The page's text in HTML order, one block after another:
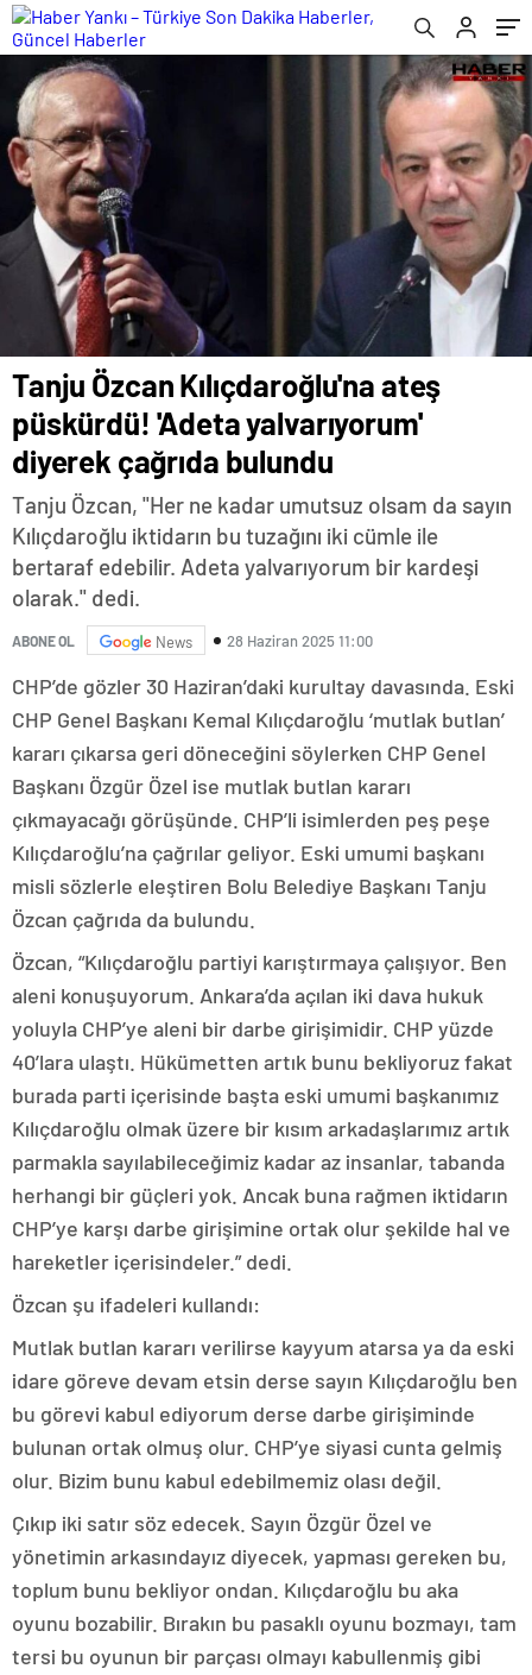
Tanju Özcan Kılıçdaroğlu'na ateş
püskürdü! 'Adeta yalvarıyorum'
diyerek çağrıda bulundu
Tanju Özcan, "Her ne kadar umutsuz olsam da sayın
Kılıçdaroğlu iktidarın bu tuzağını iki cümle ile
bertaraf edebilir. Adeta yalvarıyorum bir kardeşi
olarak." dedi.
ABONE OL News 28 Haziran 2025 11:00
CHP’de gözler 30 Haziran’daki kurultay davasında. Eski
CHP Genel Başkanı Kemal Kılıçdaroğlu ‘mutlak butlan’
kararı çıkarsa geri döneceğini söylerken CHP Genel
Başkanı Özgür Özel ise mutlak butlan kararı
çıkmayacağı görüşünde. CHP’li isimlerden peş peşe
Kılıçdaroğlu’na çağrılar geliyor. Eski umumi başkanı
misli sözlerle eleştiren Bolu Belediye Başkanı Tanju
Özcan çağrıda da bulundu.
Özcan, “Kılıçdaroğlu partiyi karıştırmaya çalışıyor. Ben
aleni konuşuyorum. Ankara’da açılan iki dava hukuk
yoluyla CHP’ye aleni bir darbe girişimidir. CHP yüzde
40’lara ulaştı. Hükümetten artık bunu bekliyoruz fakat
burada parti içerisinde başta eski umumi başkanımız
Kılıçdaroğlu olmak üzere bir kısım arkadaşlarımız artık
parmakla sayılabileceğimiz kadar az insanlar, tabanda
herhangi bir güçleri yok. Ancak buna rağmen iktidarın
CHP’ye karşı darbe girişimine ortak olur şekilde hal ve
hareketler içerisindeler.” dedi.
Özcan şu ifadeleri kullandı:
Mutlak butlan kararı verilirse kayyum atarsa ya da eski
idare göreve devam etsin derse sayın Kılıçdaroğlu ben
bu görevi kabul ediyorum derse darbe girişiminde
bulunan ortak olmuş olur. CHP’ye siyasi cunta gelmiş
olur. Bizim bunu kabul edebilmemiz olası değil.
Çıkıp iki satır söz edecek. Sayın Özgür Özel ve
yönetimin arkasındayız diyecek, yapması gereken bu,
toplum bunu bekliyor ondan. Kılıçdaroğlu bu aka
oyunu bozabilir. Bırakın bu pasaklı oyunu bozmayı, tam
tersi bu oyunun bir parçası olmayı kabullenmiş gibi